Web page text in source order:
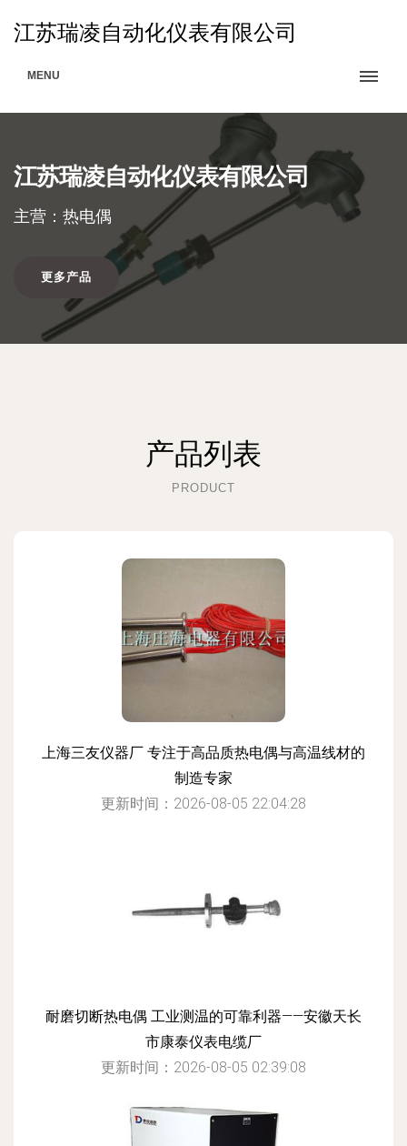
江苏瑞凌自动化仪表有限公司
MENU
江苏瑞凌自动化仪表有限公司
主营：热电偶
更多产品
产品列表
PRODUCT
上海三友仪器厂 专注于高品质热电偶与高温线材的
制造专家
更新时间：2026-08-05 22:04:28
耐磨切断热电偶 工业测温的可靠利器——安徽天长
市康泰仪表电缆厂
更新时间：2026-08-05 02:39:08